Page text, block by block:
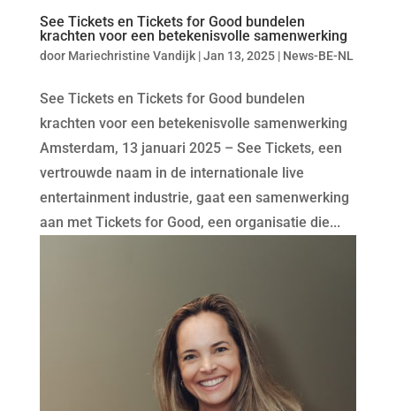
See Tickets en Tickets for Good bundelen
krachten voor een betekenisvolle samenwerking
door Mariechristine Vandijk|Jan 13, 2025| News-BE-NL
See Tickets en Tickets for Good bundelen
krachten voor een betekenisvolle samenwerking
Amsterdam, 13 januari 2025 – See Tickets, een
vertrouwde naam in de internationale live
entertainment industrie, gaat een samenwerking
aan met Tickets for Good, een organisatie die...